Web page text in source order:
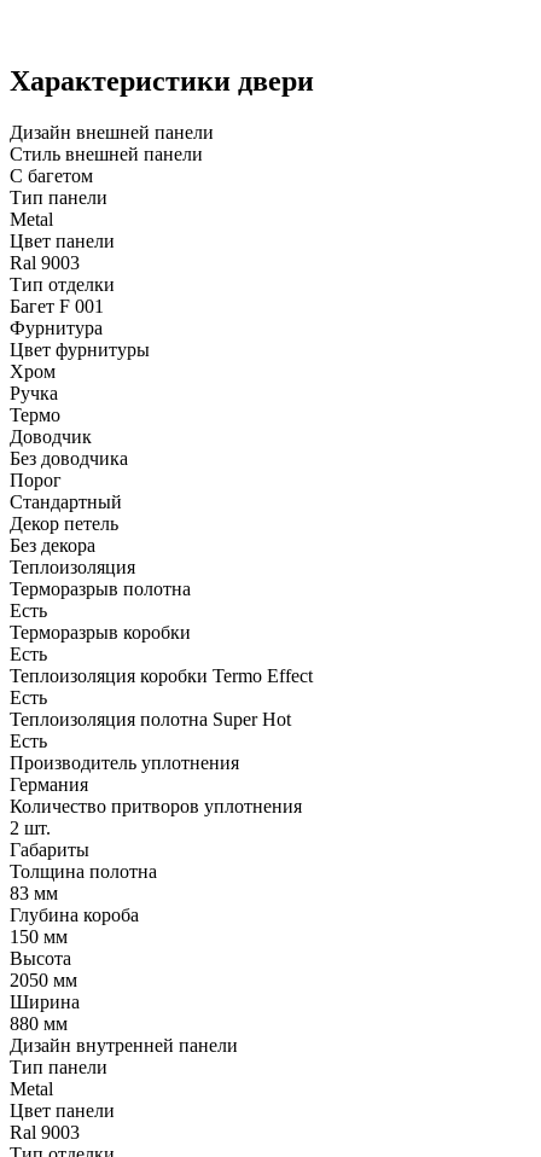
Характеристики двери
Дизайн внешней панели
Стиль внешней панели
С багетом
Тип панели
Metal
Цвет панели
Ral 9003
Тип отделки
Багет F 001
Фурнитура
Цвет фурнитуры
Хром
Ручка
Термо
Доводчик
Без доводчика
Порог
Стандартный
Декор петель
Без декора
Теплоизоляция
Терморазрыв полотна
Есть
Терморазрыв коробки
Есть
Теплоизоляция коробки Termo Effect
Есть
Теплоизоляция полотна Super Нot
Есть
Производитель уплотнения
Германия
Количество притворов уплотнения
2 шт.
Габариты
Толщина полотна
83 мм
Глубина короба
150 мм
Высота
2050 мм
Ширина
880 мм
Дизайн внутренней панели
Тип панели
Metal
Цвет панели
Ral 9003